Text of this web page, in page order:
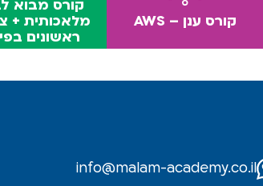
קורס ענן – AWS
‫קורס מבוא
מלאכותית +
ראשונים
info@malam-academy.co.il